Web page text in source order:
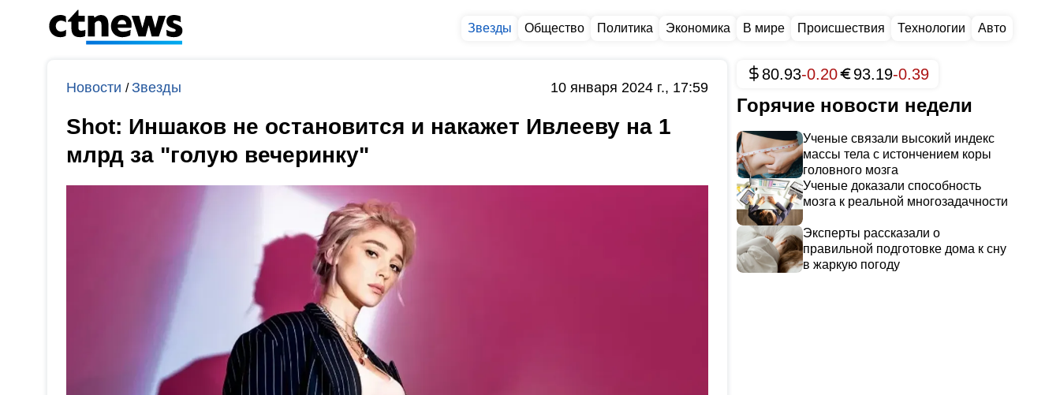
Звезды Общество Политика Экономика В мире Происшествия Технологии Авто
Новости /Звезды 10 января 2024 г., 17:59
Shot: Иншаков не остановится и накажет Ивлееву на 1
млрд за "голую вечеринку"
80.93-0.20 93.19-0.39
Горячие новости недели
Ученые связали высокий индекс
массы тела с истончением коры
головного мозга
Ученые доказали способность
мозга к реальной многозадачности
Эксперты рассказали о
правильной подготовке дома к сну
в жаркую погоду